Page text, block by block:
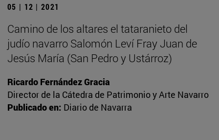
05 | 12 | 2021
Camino de los altares el tataranieto del
judío navarro Salomón Leví Fray Juan de
Jesús María (San Pedro y Ustárroz)
Ricardo Fernández Gracia
Director de la Cátedra de Patrimonio y Arte Navarro
Publicado en: Diario de Navarra